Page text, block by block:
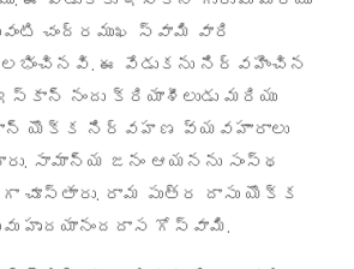
చంద్రముఖ స్వామి వారి
. ఈ వేడుకను నిర్వహించిన
నందు క్రియాశీలుడు మరియు
యొక్క నిర్వహణ వ్యవహారాలు
. సామాన్య జనం ఆయనను సంస్థ
చూస్తారు. రామ పుత్ర దాసు యొక్క
హృదయానందదాస గోస్వామి.